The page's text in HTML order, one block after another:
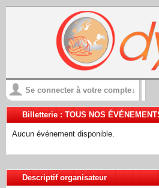
Se connecter à votre compte↓
Billetterie : TOUS NOS
Aucun événement disponible.
Descriptif organisateur